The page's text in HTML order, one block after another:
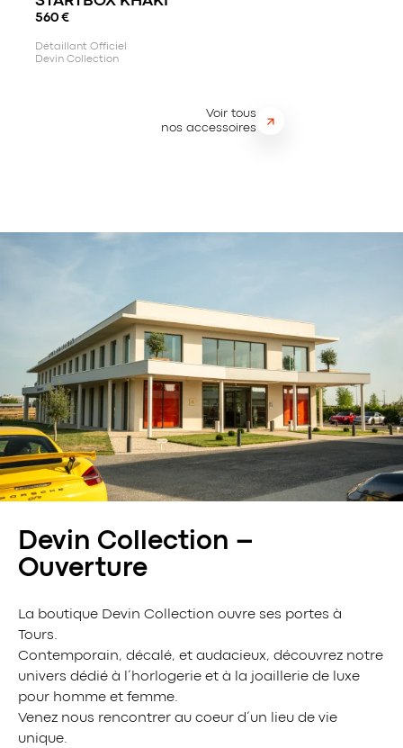
560 €
Détaillant Officiel
Devin Collection
Voir tous
nos accessoires
Devin Collection –
Ouverture
La boutique Devin Collection ouvre ses portes à
Tours.
Contemporain, décalé, et audacieux, découvrez notre
univers dédié à l’horlogerie et à la joaillerie de luxe
pour homme et femme.
Venez nous rencontrer au coeur d’un lieu de vie
unique.